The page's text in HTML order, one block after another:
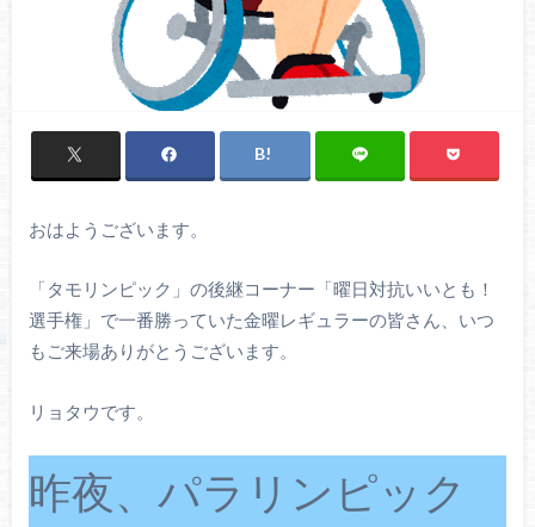
おはようございます。
「タモリンピック」の後継コーナー「曜日対抗いいとも！
選手権」で一番勝っていた金曜レギュラーの皆さん、いつ
もご来場ありがとうございます。
リョタウです。
昨夜、パラリンピック